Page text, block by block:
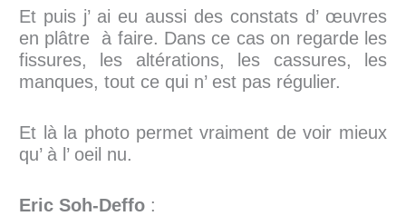
Et puis j’ ai eu aussi des constats d’ œuvres
en plâtre à faire. Dans ce cas on regarde les
fissures, les altérations, les cassures, les
manques, tout ce qui n’ est pas régulier.
Et là la photo permet vraiment de voir mieux
qu’ à l’ oeil nu.
Eric Soh-Deffo :